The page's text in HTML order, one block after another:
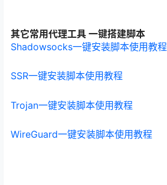
其它常用代理工具 一键搭建脚本
Shadowsocks一键安装脚本使用教程
SSR一键安装脚本使用教程
Trojan一键安装脚本使用教程
WireGuard一键安装脚本使用教程